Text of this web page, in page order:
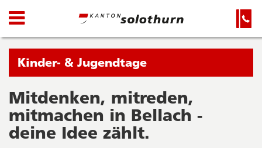
Kanton
Solothurn
Wichtige
Seiten
Startseite
Hauptnavigation
Inhalt
Sitemap
Suche
Navigation
und
Suche
Navigation
Sie
befinden
sich
gerade
in:
Kinder- & Jugendtage
Mitdenken, mitreden,
mitmachen in Bellach -
deine Idee zählt.